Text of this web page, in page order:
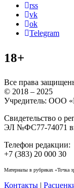
rss
vk
ok
Telegram
18+
Все права
© 2018 – 2025
Учредитель: ООО
Свидетельство о
ЭЛ №ФС77-74071
Телефон редакции:
+7 (383) 20 000 30
Материалы в рубриках «Точка
Контакты |